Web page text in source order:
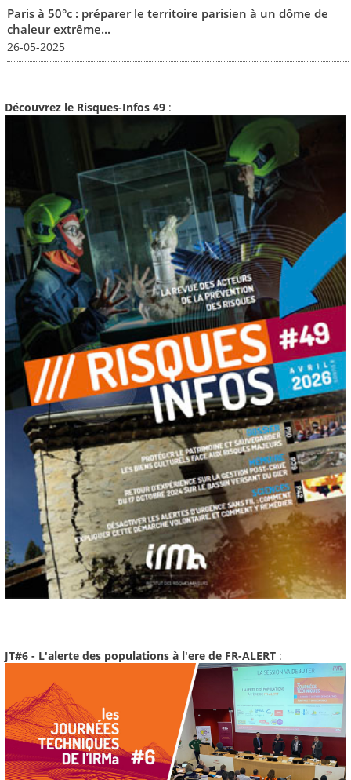
Paris à 50°c : préparer le territoire parisien à un dôme de
chaleur extrême...
26-05-2025
Découvrez le Risques-Infos 49 :
JT#6 - L'alerte des populations à l'ere de FR-ALERT :